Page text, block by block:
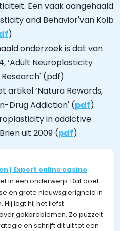
Een vaak aangehaald
and Behavior'van Kolb
)
onderzoek is dat van
‘Adult Neuroplasticity
(pdf)
artikel ‘Natura Rewards,
Drug Addiction' (pdf)
in addictive
uit 2009 (pdf)
| Expert online casino
in een onderwerp. Dat doet
en grote nieuwsgierigheid in
legt hij het liefst
gokproblemen. Zo puzzelt
en schrijft dit uit tot een